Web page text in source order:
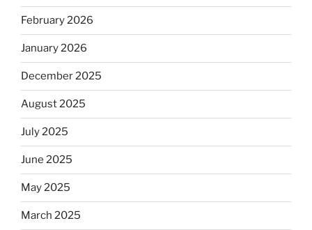
February 2026
January 2026
December 2025
August 2025
July 2025
June 2025
May 2025
March 2025